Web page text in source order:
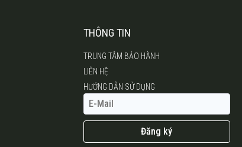
THÔNG TIN
TRUNG TÂM BẢO HÀNH
LIÊN HỆ
HƯỚNG DẪN SỬ DỤNG
Đăng ký